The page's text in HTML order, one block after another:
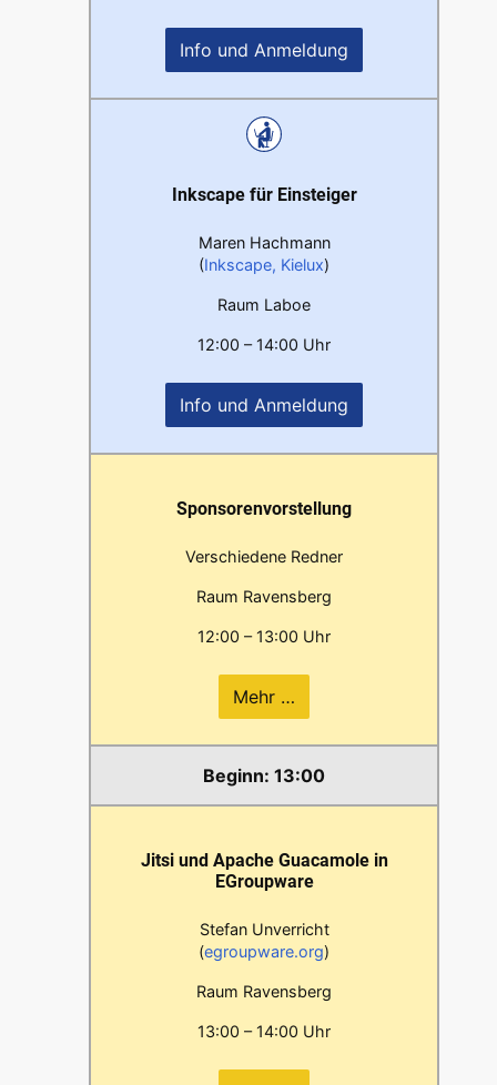
Info und Anmeldung
Inkscape für Einsteiger
Maren Hachmann
(Inkscape, Kielux)
Raum Laboe
12:00 – 14:00 Uhr
Info und Anmeldung
Sponsorenvorstellung
Verschiedene Redner
Raum Ravensberg
12:00 – 13:00 Uhr
Mehr …
13:00
Jitsi und Apache Guacamole in
EGroupware
Stefan Unverricht
(egroupware.org)
Raum Ravensberg
13:00 – 14:00 Uhr